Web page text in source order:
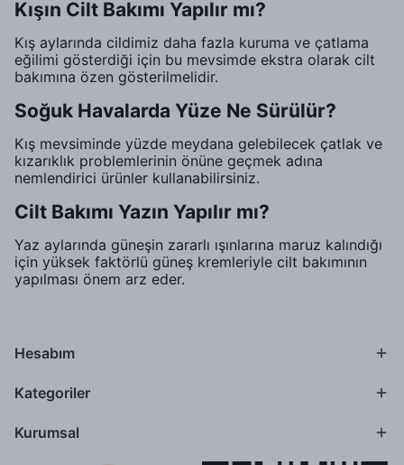
Kışın Cilt Bakımı Yapılır mı?
Kış aylarında cildimiz daha fazla kuruma ve çatlama
eğilimi gösterdiği için bu mevsimde ekstra olarak cilt
bakımına özen gösterilmelidir.
Soğuk Havalarda Yüze Ne Sürülür?
Kış mevsiminde yüzde meydana gelebilecek çatlak ve
kızarıklık problemlerinin önüne geçmek adına
nemlendirici ürünler kullanabilirsiniz.
Cilt Bakımı Yazın Yapılır mı?
Yaz aylarında güneşin zararlı ışınlarına maruz kalındığı
için yüksek faktörlü güneş kremleriyle cilt bakımının
yapılması önem arz eder.
Hesabım
Kategoriler
Kurumsal